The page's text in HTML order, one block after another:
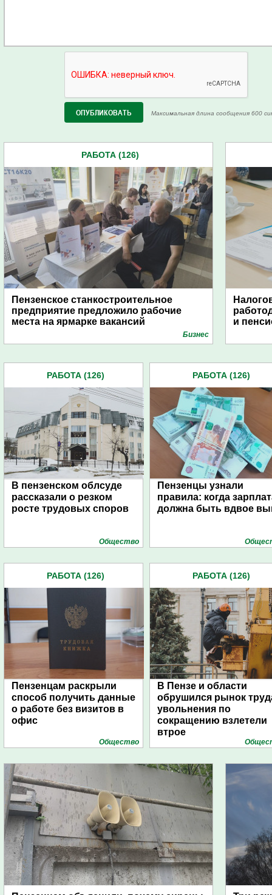
Максимальная длина сообщения 600
РАБОТА (126)
Пензенское станкостроительное
предприятие предложило рабочие
места на ярмарке вакансий
Бизнес
и
РАБОТА (126)
В пензенском облсуде
рассказали о резком
росте трудовых споров
Общество
РАБОТА (126)
Пензенцы узнали
правила: когда
должна быть вдвое
РАБОТА (126)
Пензенцам раскрыли
способ получить данные
о работе без визитов в
офис
Общество
РАБОТА (126)
В Пензе и области
обрушился рынок
увольнения по
сокращению взлетели
втрое